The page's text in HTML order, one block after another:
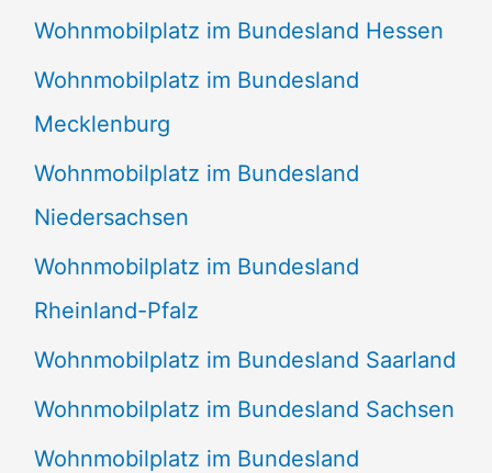
Wohnmobilplatz im Bundesland Hessen
Wohnmobilplatz im Bundesland
Mecklenburg
Wohnmobilplatz im Bundesland
Niedersachsen
Wohnmobilplatz im Bundesland
Rheinland-Pfalz
Wohnmobilplatz im Bundesland Saarland
Wohnmobilplatz im Bundesland Sachsen
Wohnmobilplatz im Bundesland